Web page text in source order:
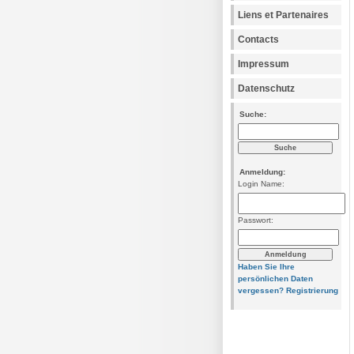
Liens et Partenaires
Contacts
Impressum
Datenschutz
Suche:
Anmeldung:
Login Name:
Passwort:
Haben Sie Ihre
persönlichen Daten
vergessen? Registrierung